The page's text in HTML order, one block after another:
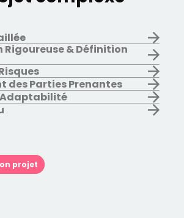
& Définition
des Parties Prenantes
projet